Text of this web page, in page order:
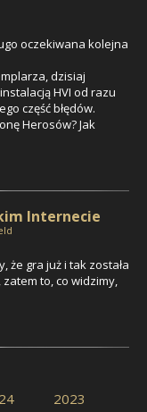
oczekiwana kolejna
dzisiaj
HVI od razu
część błędów.
Herosów? Jak
Internecie
że gra już i tak została
to, co widzimy,
2023